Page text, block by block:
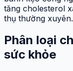
tăng cholesterol
thụ thường xuyên.
Phân loại
sức khỏe